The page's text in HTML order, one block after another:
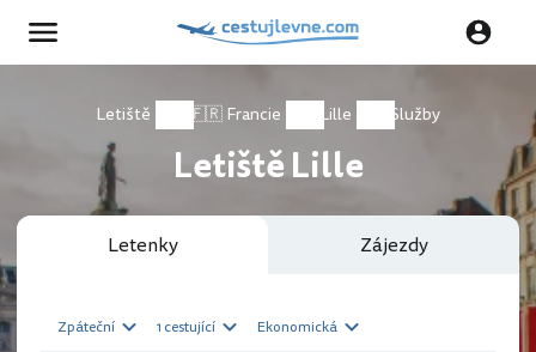
Letiště 🇫🇷 Francie Lille Služby
Letiště Lille
Letenky Zájezdy
Zpáteční 1 cestující Ekonomická